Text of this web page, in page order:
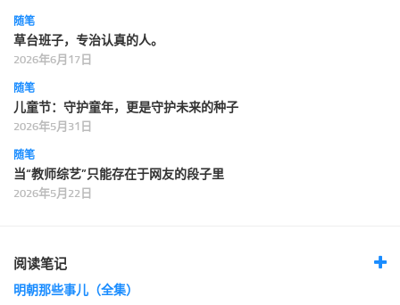
随笔
草台班子，专治认真的人。
2026年6月17日
随笔
儿童节：守护童年，更是守护未来的种子
2026年5月31日
随笔
当“教师综艺”只能存在于网友的段子里
2026年5月22日
阅读笔记
明朝那些事儿（全集）